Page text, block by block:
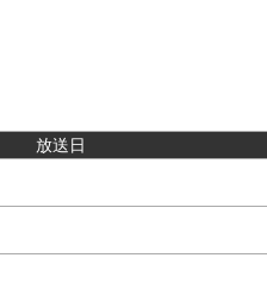
放送日